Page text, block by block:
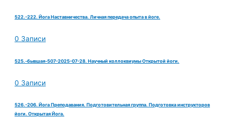
522.-222. Йога Наставничества. Личная передача опыта в йоге.
0 Записи
525.-бывшая-507-2025-07-28. Научный коллоквиумы Открытой йоги.
0 Записи
526.-206. Йога Преподавания. Подготовительная группа. Подготовка инструкторов
йоги. Открытая Йога.